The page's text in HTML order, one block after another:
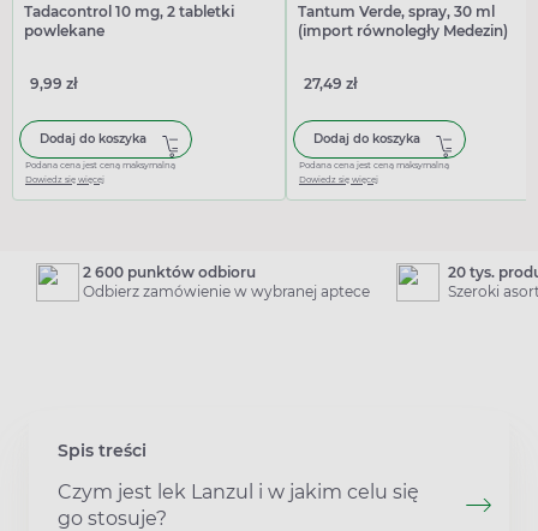
Tadacontrol 10 mg, 2 tabletki
powlekane
9,99 zł
Dodaj do koszyka
Podana cena jest ceną maksymalną
Dowiedz się więcej
Tantum Verde, spray, 30 ml
(import równoległy Medezin)
27,49 zł
Dodaj do koszyka
Podana cena jest ceną maksymalną
Dowiedz się więcej
2 600 punktów odbioru
Odbierz zamówienie w wybranej aptece
20 tys.
Szeroki
Spis treści
Czym jest lek Lanzul i w jakim celu się
go stosuje?